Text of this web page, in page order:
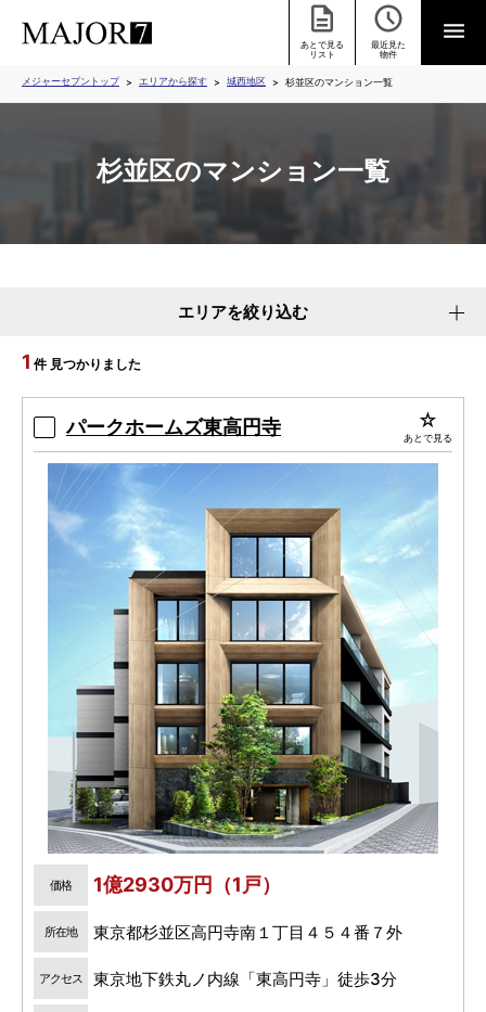
あとで見る
リスト
最近見た
物件
メジャーセブントップ エリアから探す 城西地区 杉並区のマンション一覧
杉並区のマンション一覧
エリアを絞り込む
1 件 見つかりました
パークホームズ東高円寺 あとで見る
価格 1億2930万円（1戸）
所在地 東京都杉並区高円寺南１丁目４５４番７外
アクセス 東京地下鉄丸ノ内線「東高円寺」徒歩3分